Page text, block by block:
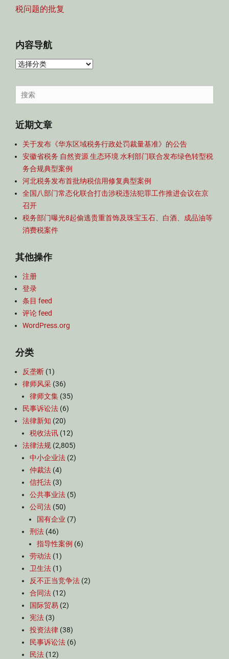
税问题的批复
内容导航
内
导
航
Search
for:
近期文章
关于发布《华东区域税务行政处罚裁量基准》的公告
安徽省税务 自然资源 生态环境 水利部门联合发布绿色转型税
务合规典型案例
河北税务发布首批纳税信用修复典型案例
全国八部门常态化联合打击涉税违法犯罪工作推进会议在京
召开
税务部门曝光8起偷逃贵重首饰及珠宝玉石、白酒、成品油等
消费税案件
其他操作
注册
登录
条目 feed
评论 feed
WordPress.org
分类
反垄断 (1)
律师风采 (36)
律师文集 (35)
民事诉讼法 (6)
法律新知 (20)
税收法讯 (12)
法律法规 (2,805)
中小企业法 (2)
仲裁法 (4)
信托法 (3)
公共事业法 (5)
公司法 (50)
国有企业 (7)
刑法 (46)
指导性案例 (6)
劳动法 (1)
卫生法 (1)
反不正当竞争法 (2)
合同法 (12)
国际贸易 (2)
宪法 (3)
投资法律 (38)
民事诉讼法 (6)
民法 (12)